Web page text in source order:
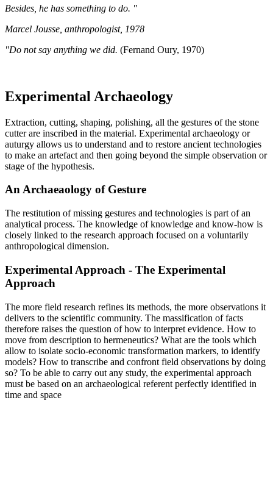
Besides, he has something to do. "
Marcel Jousse, anthropologist, 1978
"Do not say anything we did. (Fernand Oury, 1970)
Experimental Archaeology
Extraction, cutting, shaping, polishing, all the gestures of the stone
cutter are inscribed in the material. Experimental archaeology or
auturgy allows us to understand and to restore ancient technologies
to make an artefact and then going beyond the simple observation or
stage of the hypothesis.
An Archaeaology of Gesture
The restitution of missing gestures and technologies is part of an
analytical process. The knowledge of knowledge and know-how is
closely linked to the research approach focused on a voluntarily
anthropological dimension.
Experimental Approach - The Experimental
Approach
The more field research refines its methods, the more observations it
delivers to the scientific community. The massification of facts
therefore raises the question of how to interpret evidence. How to
move from description to hermeneutics? What are the tools which
allow to isolate socio-economic transformation markers, to identify
models? How to transcribe and confront field observations by doing
so? To be able to carry out any study, the experimental approach
must be based on an archaeological referent perfectly identified in
time and space